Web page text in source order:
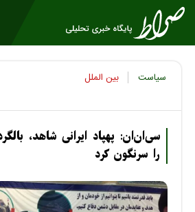
سیاست بین الملل
سی‌ان‌ان: پهپاد ایرانی شاهد،
را سرنگون کرد